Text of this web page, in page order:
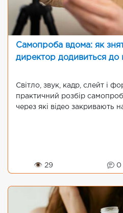
Самопроба вдома: як
директор додивиться до
Світло, звук, кадр, слейт і
практичний розбір
через які відео закривають
👁 29 0